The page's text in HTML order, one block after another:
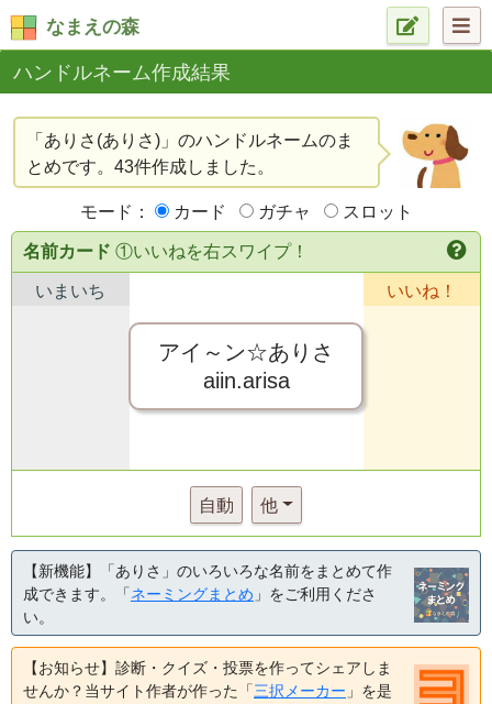
なまえの森
ハンドルネーム作成結果
「ありさ(ありさ)」のハンドルネームのま
とめです。43件作成しました。
モード： カード ガチャ スロット
名前カード ①いいねを右スワイプ！
いまいち
アイ～ン☆ありさ
aiin.arisa
いいね！
自動 他
【新機能】「ありさ」のいろいろな名前をまとめて作
成できます。「ネーミングまとめ 」をご利用くださ
い。
【お知らせ】診断・クイズ・投票を作ってシェアしま
せんか？当サイト作者が作った「三択メーカー 」を是